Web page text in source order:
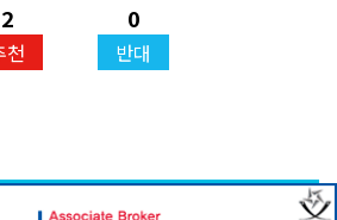
2
천
0
반대